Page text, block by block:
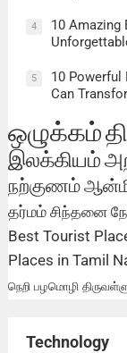
4
10
5
10
Can
ஒழுக்கம்
இலக்கியம்
நற்குணம்
தர்மம் சிந்தனை
Best Tourist
Places in Tamil
நெறி பழமொழி
Technology